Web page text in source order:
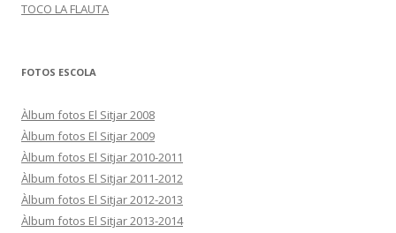
TOCO LA FLAUTA
FOTOS ESCOLA
Àlbum fotos El Sitjar 2008
Àlbum fotos El Sitjar 2009
Àlbum fotos El Sitjar 2010-2011
Àlbum fotos El Sitjar 2011-2012
Àlbum fotos El Sitjar 2012-2013
Àlbum fotos El Sitjar 2013-2014